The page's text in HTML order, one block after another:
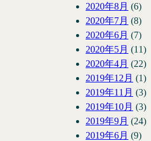
2020年8月 (6)
2020年7月 (8)
2020年6月 (7)
2020年5月 (11)
2020年4月 (22)
2019年12月 (1)
2019年11月 (3)
2019年10月 (3)
2019年9月 (24)
2019年6月 (9)